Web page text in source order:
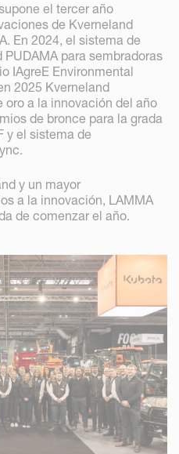
el tercer año
de Kverneland
En 2024, el sistema de
para sembradoras
IAgreE Environmental
2025 Kverneland
oro a la innovación del año
de bronce para la grada
y el sistema de
y un mayor
a la innovación, LAMMA
de comenzar el año.